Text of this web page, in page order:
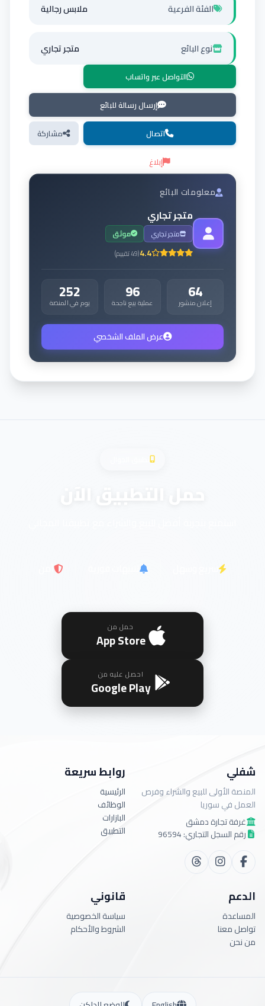
الفئة الفرعية ملابس رجالية
نوع البائع متجر تجاري
التواصل عبر واتساب
إرسال رسالة للبائع
اتصال
مشاركة
إبلاغ
معلومات البائع
متجر تجاري
متجر تجاري موثق
4.4
(
49تقييم)
64
إعلان منشور 96
عملية بيع ناجحة 252
يوم في المنصة
عرض الملف الشخصي
حمل التطبيق الآن
حمل من
App Store
احصل عليه من
Google Play
شفلي
المنصة الأولى للبيع والشراء وفرص
العمل في سوريا
غرفة تجارة دمشق
رقم السجل التجاري: 96594
روابط سريعة
الرئيسية
الوظائف
البازارات
التطبيق
الدعم
المساعدة
تواصل معنا
من نحن
قانوني
سياسة الخصوصية
الشروط والأحكام